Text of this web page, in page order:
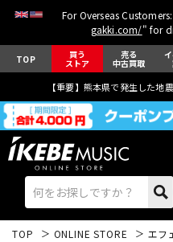
For Overseas
gakki.com/" for
TOP 買う
ストア
売る
中古買取
【重要】熊本県で発生した地
TOP ONLINE STORE エフ